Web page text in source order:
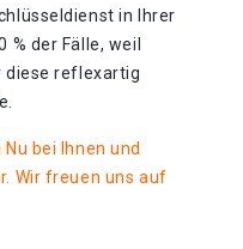
in Ihrer
% der Fälle, weil
diese reflexartig
bei Ihnen und
Wir freuen uns auf